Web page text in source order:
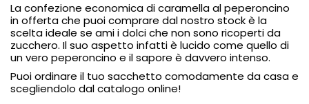
La confezione economica di caramella al peperoncino
in offerta che puoi comprare dal nostro stock è la
scelta ideale se ami i dolci che non sono ricoperti da
zucchero. Il suo aspetto infatti è lucido come quello di
un vero peperoncino e il sapore è davvero intenso.
Puoi ordinare il tuo sacchetto comodamente da casa e
scegliendolo dal catalogo online!